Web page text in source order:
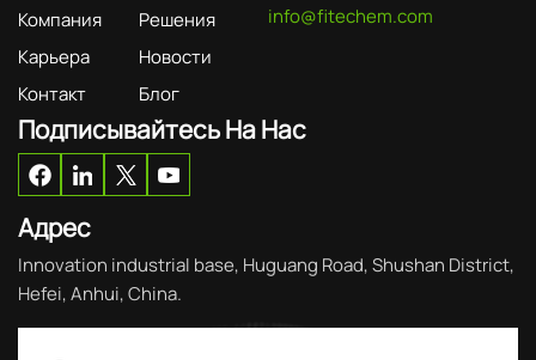
Компания
Решения
Карьера
Новости
Контакт
Блог
info@fitechem.com
Подписывайтесь На Нас
Адрес
Innovation industrial base, Huguang Road, Shushan District,
Hefei, Anhui, China.